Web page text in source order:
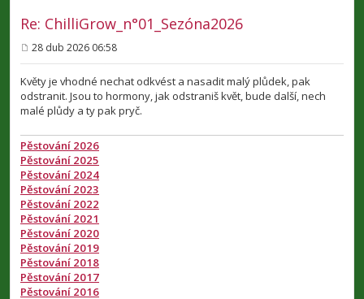
Re: ChilliGrow_n°01_Sezóna2026
ř
í
s
p
ě
e
k
28 dub 2026 06:58
Květy je vhodné nechat odkvést a nasadit malý plůdek, pak
odstranit. Jsou to hormony, jak odstraniš květ, bude další, nech
malé plůdy a ty pak pryč.
Pěstování 2026
Pěstování 2025
Pěstování 2024
Pěstování 2023
Pěstování 2022
Pěstování 2021
Pěstování 2020
Pěstování 2019
Pěstování 2018
Pěstování 2017
Pěstování 2016